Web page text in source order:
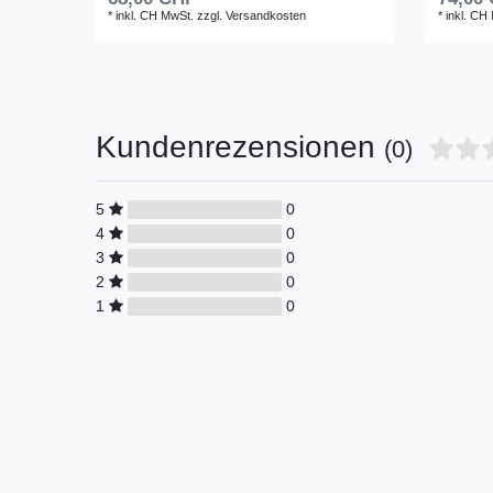
*inkl. CH MwSt. zzgl.Versandkosten *inkl. CH
Kundenrezensionen (0)
5
0
4
0
3
0
2
0
1
0